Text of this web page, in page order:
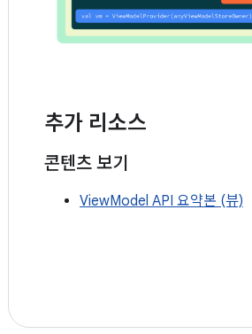
추가 리소스
콘텐츠 보기
ViewModel API 요약본 (뷰)